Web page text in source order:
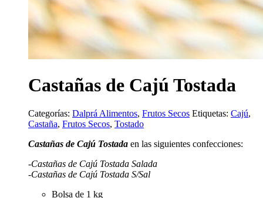
Castañas de Cajú Tostada
Categorías: Dalprá Alimentos, Frutos Secos Etiquetas: Cajú,
Castaña, Frutos Secos, Tostado
Castañas de Cajú Tostada en las siguientes confecciones:
-Castañas de Cajú Tostada Salada
-Castañas de Cajú Tostada S/Sal
Bolsa de 1 kg